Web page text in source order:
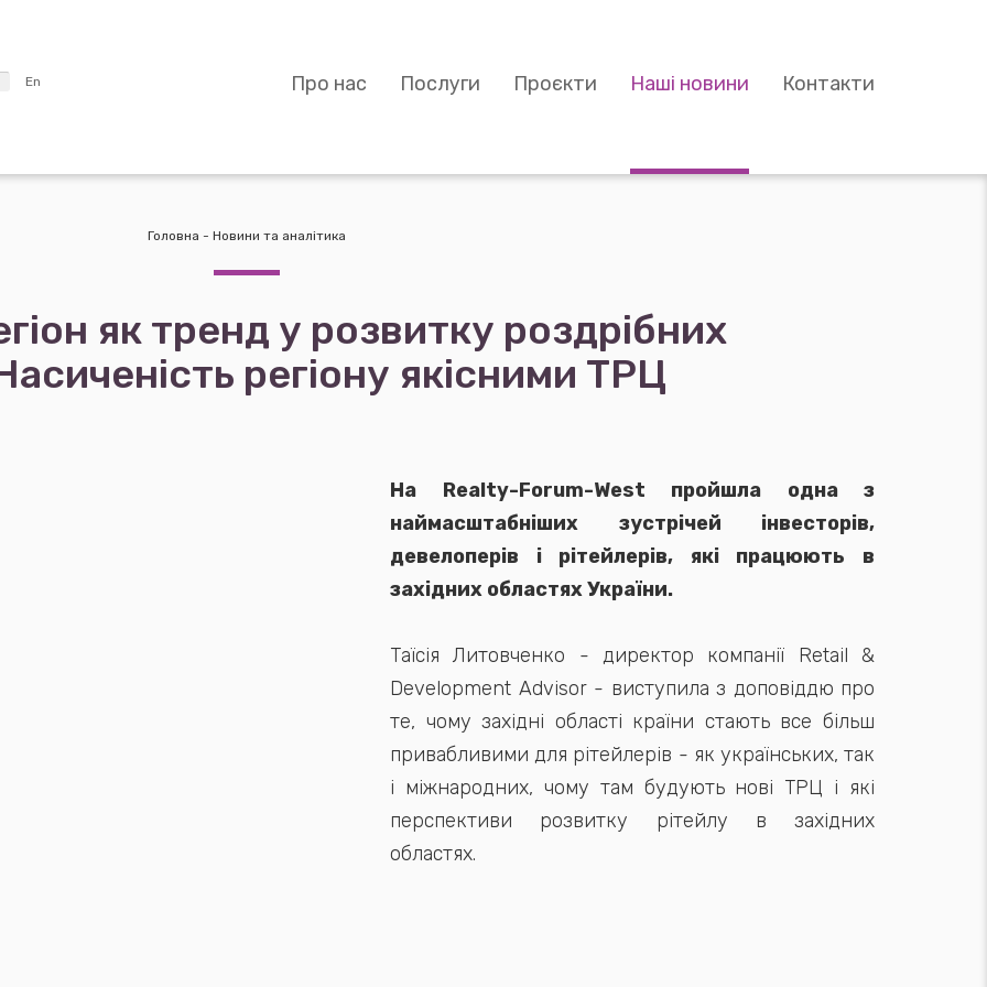
En Про нас Послуги Проєкти Наші новини Контакти
Головна - Новини та аналітика
як тренд у розвитку роздрібних
регіону якісними ТРЦ
На Realty-Forum-West пройшла одна з
наймасштабніших зустрічей інвесторів,
девелоперів і рітейлерів, які працюють в
західних областях України.
Таїсія Литовченко - директор компанії Retail &
Development Advisor - виступила з доповіддю про
те, чому західні області країни стають все більш
привабливими для рітейлерів - як українських, так
і міжнародних, чому там будують нові ТРЦ і які
перспективи розвитку рітейлу в західних
областях.